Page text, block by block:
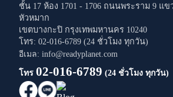
ชั้น 17 ห้อง 1701 - 1706 ถนนพระราม 9 แข
หัวหมาก
เขตบางกะปิ กรุงเทพมหานคร 10240
โทร: 02-016-6789 (24 ชั่วโมง ทุกวัน)
อีเมล: info@readyplanet.com
โทร 02-016-6789 (24 ชั่วโมง ทุกวัน)